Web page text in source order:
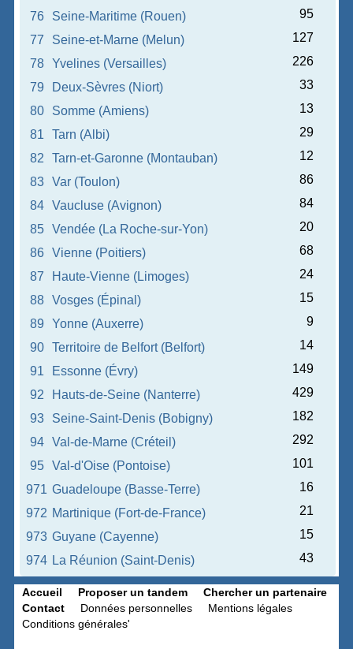
76
Seine-Maritime (Rouen)
95
77
Seine-et-Marne (Melun)
127
78
Yvelines (Versailles)
226
79
Deux-Sèvres (Niort)
33
80
Somme (Amiens)
13
81
Tarn (Albi)
29
82
Tarn-et-Garonne (Montauban)
12
83
Var (Toulon)
86
84
Vaucluse (Avignon)
84
85
Vendée (La Roche-sur-Yon)
20
86
Vienne (Poitiers)
68
87
Haute-Vienne (Limoges)
24
88
Vosges (Épinal)
15
89
Yonne (Auxerre)
9
90
Territoire de Belfort (Belfort)
14
91
Essonne (Évry)
149
92
Hauts-de-Seine (Nanterre)
429
93
Seine-Saint-Denis (Bobigny)
182
94
Val-de-Marne (Créteil)
292
95
Val-d'Oise (Pontoise)
101
971 Guadeloupe (Basse-Terre)
16
972 Martinique (Fort-de-France)
21
973 Guyane (Cayenne)
15
974 La Réunion (Saint-Denis) 43
Accueil Proposer un tandem
Chercher un partenaire
Contact
Données personnelles
Mentions légales
Conditions générales'